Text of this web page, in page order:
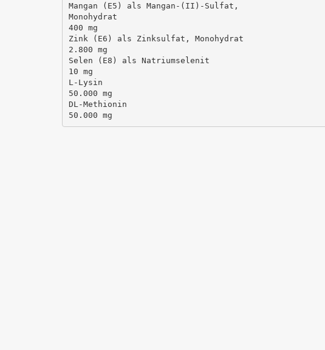
Mangan (E5) als Mangan-(II)-Sulfat,
Monohydrat
400 mg
Zink (E6) als Zinksulfat, Monohydrat
2.800 mg
Selen (E8) als Natriumselenit
10 mg
L-Lysin
50.000 mg
DL-Methionin